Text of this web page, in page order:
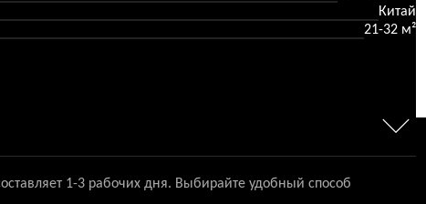
Китай
21-32 м²
1-3 рабочих дня. Выбирайте удобный способ